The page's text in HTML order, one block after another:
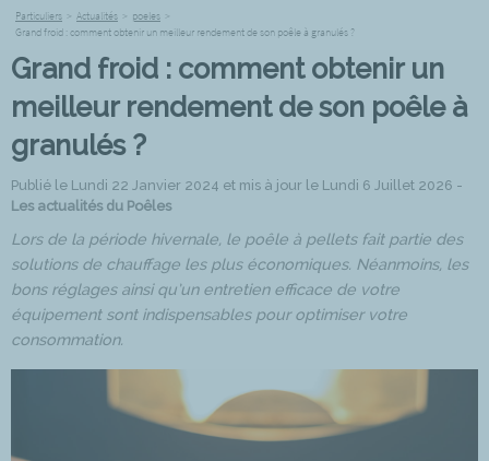
Particuliers > Actualités > poeles >
Grand froid : comment obtenir un meilleur rendement de son poêle à granulés ?
Grand froid : comment obtenir un
meilleur rendement de son poêle à
granulés ?
Publié le Lundi 22 Janvier 2024 et mis à jour le Lundi 6 Juillet 2026 -
Les actualités du Poêles
Lors de la période hivernale, le poêle à pellets fait partie des
solutions de chauffage les plus économiques. Néanmoins, les
bons réglages ainsi qu’un entretien efficace de votre
équipement sont indispensables pour optimiser votre
consommation.